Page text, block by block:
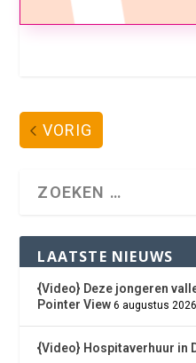
VORIG
LAATSTE NIEUWS
{Video} Deze jongeren
Pointer View 6 augustus 2026
{Video} Hospitaverhuur in